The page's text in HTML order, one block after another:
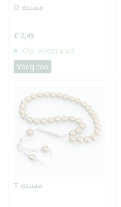
O مسبحة
€ 2,49
Op voorraad
Voeg toe
T مسبحة